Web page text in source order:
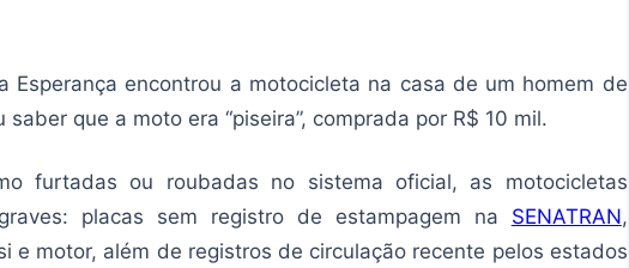
Esperança encontrou a motocicleta na casa de um homem de
que a moto era “piseira”, comprada por R$ 10 mil.
furtadas ou roubadas no sistema oficial, as motocicletas
placas sem registro de estampagem na SENATRAN,
e motor, além de registros de circulação recente pelos estados